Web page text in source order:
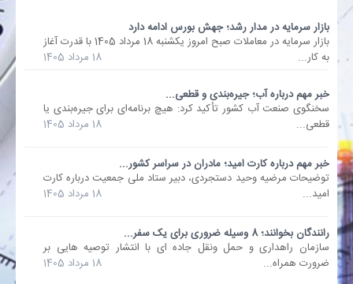
بانک
اقتصاد
بازار سرمایه در مدار رشد؛ جهش بورس ادامه دارد
بازار سرمایه در معاملات صبح امروز یکشنبه 18 مرداد 1405 با قدرت آغاز
به کار...
18 مرداد 1405
خبر مهم درباره آب؛ جیره‌بندی و قطعی...
سخنگوی صنعت آب کشور تأکید کرد: هیچ برنامه‌ای برای جیره‌بندی یا
قطعی...
18 مرداد 1405
خبر مهم درباره کارت امید؛ مادران در سراسر کشور...
توضیحات مرضیه وحید دستجردی، دبیر ستاد ملی جمعیت درباره کارت
امید...
18 مرداد 1405
رانندگان بخوانند؛ 8 وسیله ضروری برای یک سفر...
سازمان راهداری و حمل ونقل جاده ای با انتشار توصیه هایی بر
ضرورت همراه...
18 مرداد 1405